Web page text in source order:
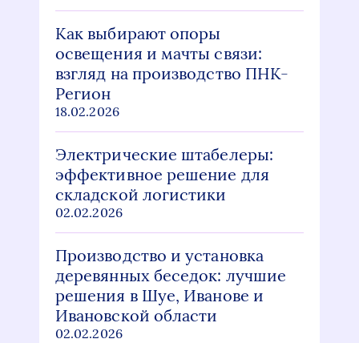
Как выбирают опоры
освещения и мачты связи:
взгляд на производство ПНК-
Регион
18.02.2026
Электрические штабелеры:
эффективное решение для
складской логистики
02.02.2026
Производство и установка
деревянных беседок: лучшие
решения в Шуе, Иванове и
Ивановской области
02.02.2026